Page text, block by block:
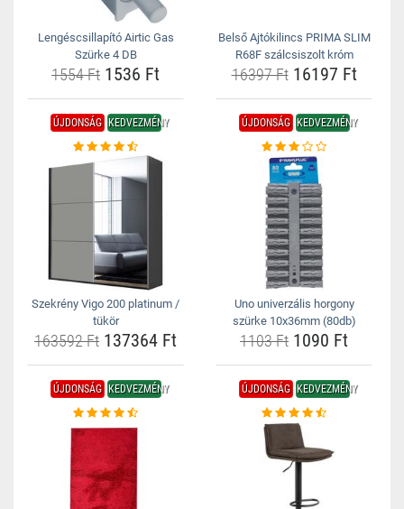
Lengéscsillapító Airtic Gas
Szürke 4 DB
1554 Ft 1536 Ft
Belső Ajtókilincs PRIMA SLIM
R68F szálcsiszolt króm
16397 Ft16197 Ft
ÚJDONSÁG KEDVEZMÉNY
Szekrény Vigo 200 platinum /
tükör
163592 Ft 137364 Ft
ÚJDONSÁG KEDVEZMÉNY
Uno univerzális horgony
szürke 10x36mm (80db)
1103 Ft 1090 Ft
ÚJDONSÁG KEDVEZMÉNY ÚJDONSÁG KEDVEZMÉNY